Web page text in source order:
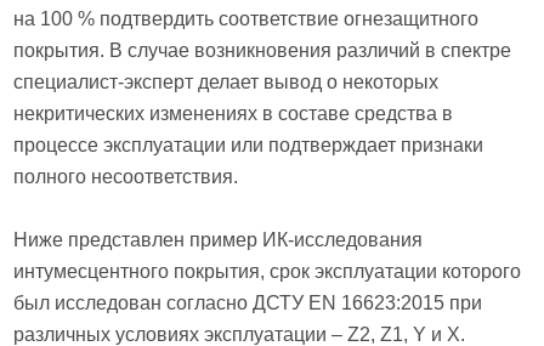
на 100 % подтвердить соответствие огнезащитного
покрытия. В случае возникновения различий в спектре
специалист-эксперт делает вывод о некоторых
некритических изменениях в составе средства в
процессе эксплуатации или подтверждает признаки
полного несоответствия.
Ниже представлен пример ИК-исследования
интумесцентного покрытия, срок эксплуатации которого
был исследован согласно ДСТУ EN 16623:2015 при
различных условиях эксплуатации – Z2, Z1, Y и X.